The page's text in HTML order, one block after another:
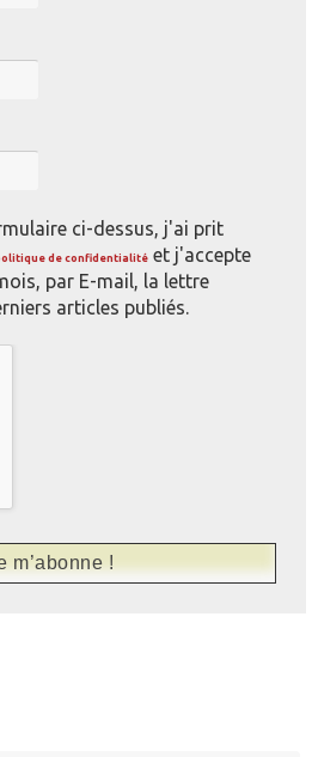
ci-dessus, j'ai prit
de confidentialité et j'accepte
par E-mail, la lettre
articles publiés.